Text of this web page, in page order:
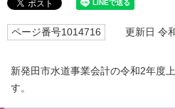
ページ番号1014716 更新日 令
新発田市水道事業会計の令和2年度
す。